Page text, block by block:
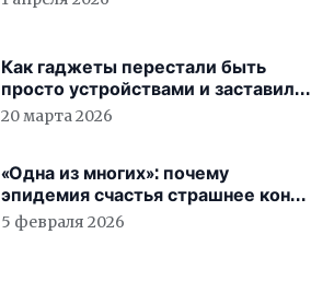
Как гаджеты перестали быть
просто устройствами и заставили
вас бесплатно работать
20 марта 2026
«Одна из многих»: почему
эпидемия счастья страшнее конца
света
5 февраля 2026